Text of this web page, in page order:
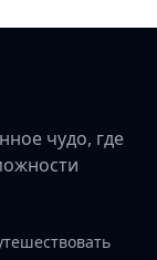
чудо, где